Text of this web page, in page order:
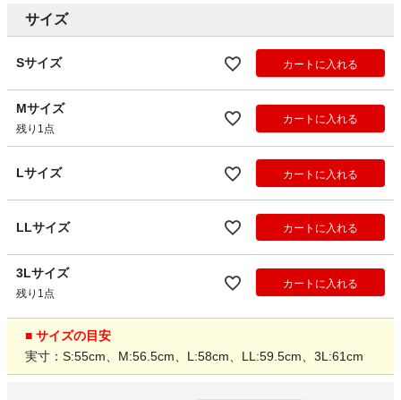
サイズ
Sサイズ カートに入れる
Mサイズ
残り1点
カートに入れる
Lサイズ カートに入れる
LLサイズ カートに入れる
3Lサイズ
残り1点
カートに入れる
■ サイズの目安
実寸：S:55cm、M:56.5cm、L:58cm、LL:59.5cm、3L:61cm